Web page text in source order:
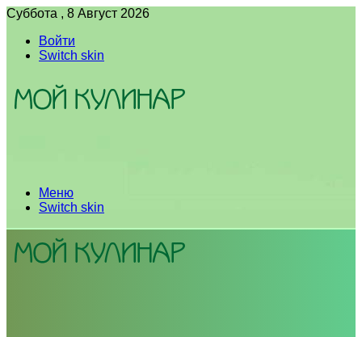
Суббота , 8 Август 2026
Войти
Switch skin
Меню
Switch skin